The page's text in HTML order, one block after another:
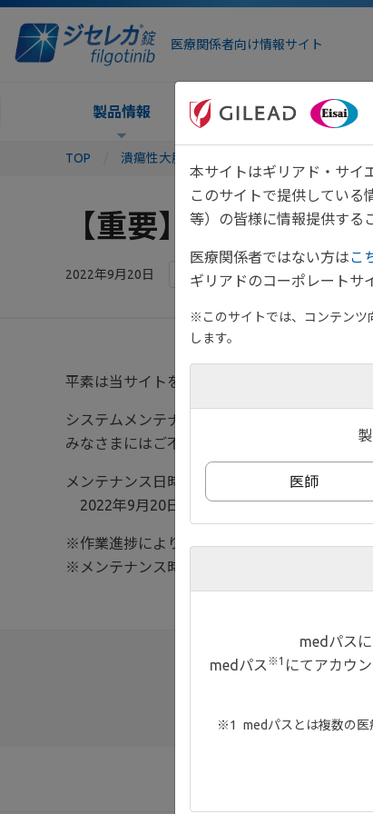
医療関係者向け情報サイト
製品情報 疾患
TOP 潰瘍性大腸炎TOP
【重要】システムメ
2022年9月20日 その他
平素は当サイトをご利用いただき、誠にありが
システムメンテナンスのため、下記日程にてサ
みなさまにはご不便おかけいたしますが、何
メンテナンス日時：
2022年9月20日(火) 21:00 ～ 2022年9月21日(
※作業進捗により、前後する場合がございま
※メンテナンス時間帯は、ページが正しく表
本サイトはギリアド・サイ
このサイトで提供している
等）の皆様に情報提供する
医療関係者ではない方はこ
ギリアドのコーポレートサ
※このサイトでは、コンテンツ
します。
医師
medパス
medパス ※1 にてアカウ
medパスとは複数の医